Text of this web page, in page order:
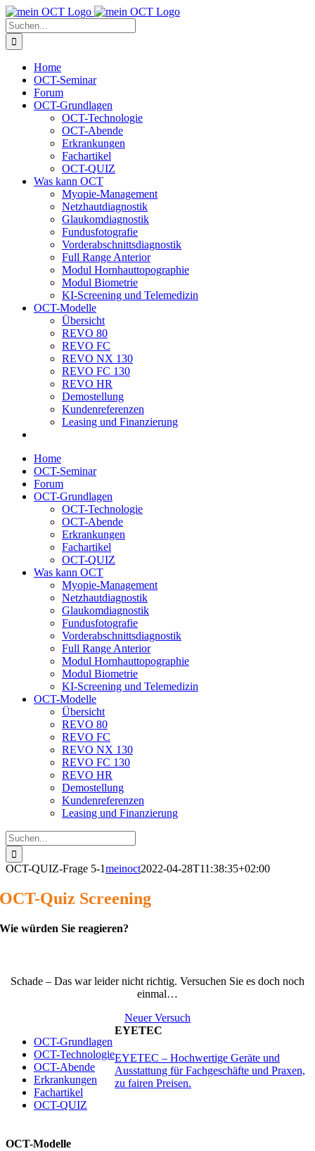
Skip
to
content
Suche
nach:
Home
OCT-Seminar
Forum
OCT-Grundlagen
OCT-Technologie
OCT-Abende
Erkrankungen
Fachartikel
OCT-QUIZ
Was kann OCT
Myopie-Management
Netzhautdiagnostik
Glaukomdiagnostik
Fundusfotografie
Vorderabschnittsdiagnostik
Full Range Anterior
Modul Hornhauttopographie
Modul Biometrie
KI-Screening und Telemedizin
OCT-Modelle
Übersicht
REVO 80
REVO FC
REVO NX 130
REVO FC 130
REVO HR
Demostellung
Kundenreferenzen
Leasing und Finanzierung
Home
OCT-Seminar
Forum
OCT-Grundlagen
OCT-Technologie
OCT-Abende
Erkrankungen
Fachartikel
OCT-QUIZ
Was kann OCT
Myopie-Management
Netzhautdiagnostik
Glaukomdiagnostik
Fundusfotografie
Vorderabschnittsdiagnostik
Full Range Anterior
Modul Hornhauttopographie
Modul Biometrie
KI-Screening und Telemedizin
OCT-Modelle
Übersicht
REVO 80
REVO FC
REVO NX 130
REVO FC 130
REVO HR
Demostellung
Kundenreferenzen
Leasing und Finanzierung
Suche
nach:
OCT-QUIZ-Frage 5-1meinoct2022-04-28T11:38:35+02:00
OCT-Quiz Screening
Wie würden Sie reagieren?
Schade – Das war leider nicht richtig. Versuchen Sie es doch noch
einmal…
Neuer Versuch
OCT-Grundlagen
OCT-Technologie
OCT-Abende
Erkrankungen
Fachartikel
OCT-QUIZ
EYETEC
EYETEC – Hochwertige Geräte und
Ausstattung für Fachgeschäfte und Praxen,
zu fairen Preisen.
OCT-Modelle